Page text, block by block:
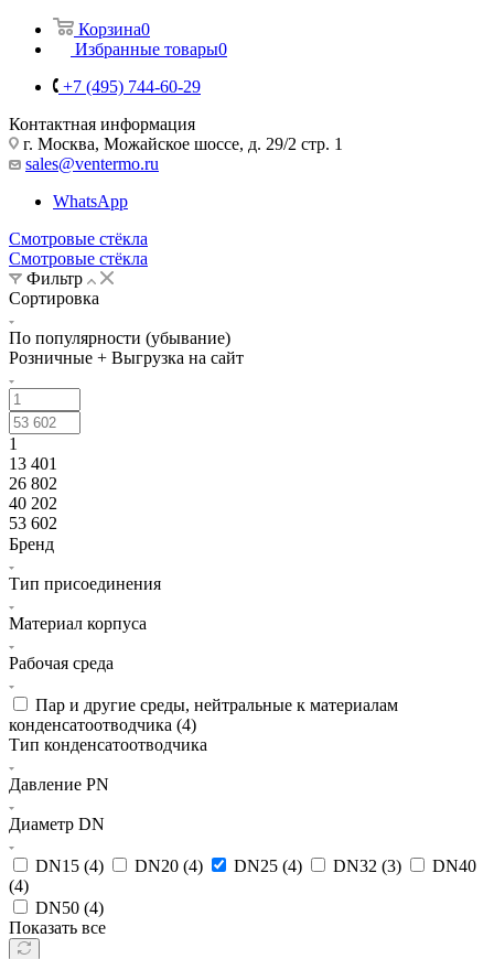
Корзина0
Избранные товары0
+7 (495) 744-60-29
Контактная информация
г. Москва, Можайское шоссе, д. 29/2 стр. 1
sales@ventermo.ru
WhatsApp
Смотровые стёкла
Смотровые стёкла
Фильтр
Сортировка
По популярности (убывание)
Розничные + Выгрузка на сайт
1
13 401
26 802
40 202
53 602
Бренд
Тип присоединения
Материал корпуса
Рабочая среда
Пар и другие среды, нейтральные к материалам
конденсатоотводчика (4)
Тип конденсатоотводчика
Давление PN
Диаметр DN
DN15 (4) DN20 (4) DN25 (4) DN32 (3)
DN40
(4)
DN50 (4)
Показать все